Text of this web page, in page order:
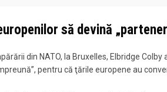
să devină
din NATO, la Bruxelles, Elbridge
pentru că ţările europene au